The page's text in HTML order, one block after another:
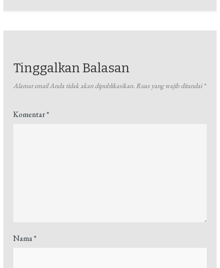
Tinggalkan Balasan
Alamat email Anda tidak akan dipublikasikan. Ruas yang wajib ditandai *
Komentar*
Nama*